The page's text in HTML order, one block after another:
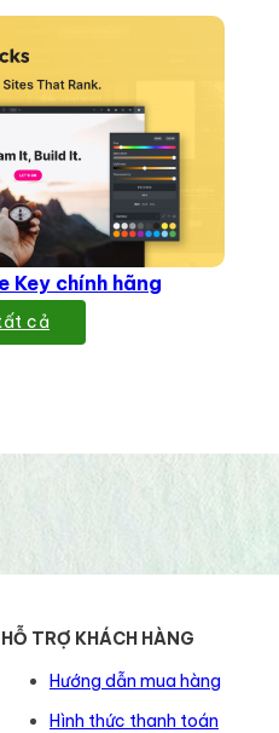
Key chính hãng
cả
HỖ TRỢ KHÁCH HÀNG
Hướng dẫn mua hàng
Hình thức thanh toán